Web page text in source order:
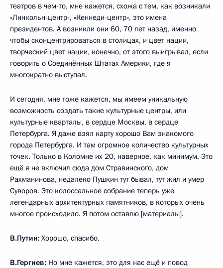
театров в чем-то, мне кажется, схожа с тем, как возникали
«Линкольн-центр», «Кеннеди-центр», это имена
президентов. А возникли они 60, 70 лет назад, именно
чтобы сконцентрироваться в столицах, и цвет нации,
творческий цвет нации, конечно, от этого выигрывал, если
говорить о Соединённых Штатах Америки, где я
многократно выступал.
И сегодня, мне тоже кажется, мы имеем уникальную
возможность создать такие культурные центры, или
культурные кварталы, в сердце Москвы, в сердце
Петербурга. Я даже взял карту хорошо Вам знакомого
города Петербурга. И там огромное количество культурных
точек. Только в Коломне их 20, наверное, как минимум. Это
ещё я не включил сюда дом Стравинского, дом
Рахманинова, недалеко Пушкин тут бывал, тут жил и умер
Суворов. Это колоссальное собрание теперь уже
легендарных архитектурных памятников, в которых очень
многое происходило. Я потом оставлю [материалы].
В.Путин: Хорошо, спасибо.
В.Гергиев: Но мне кажется, это для нас ещё и повод